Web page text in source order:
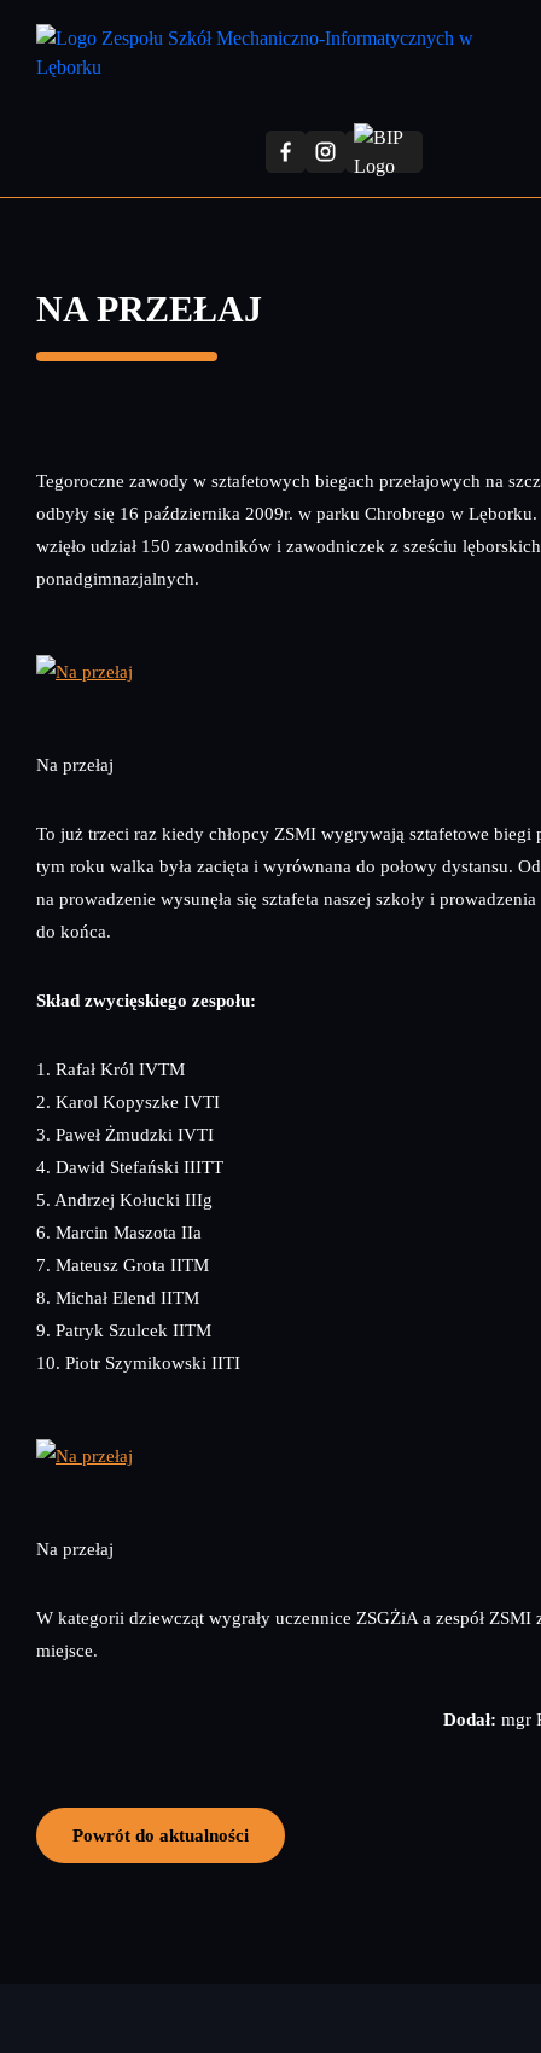
treści
NA PRZEŁAJ
Tegoroczne zawody w sztafetowych biegach przełajowych na
odbyły się 16 października 2009r. w parku Chrobrego w
wzięło udział 150 zawodników i zawodniczek z sześciu
ponadgimnazjalnych.
Na przełaj
To już trzeci raz kiedy chłopcy ZSMI wygrywają sztafetowe biegi
tym roku walka była zacięta i wyrównana do połowy dystansu.
na prowadzenie wysunęła się sztafeta naszej szkoły i prowadzenia
do końca.
Skład zwycięskiego zespołu:
1. Rafał Król IVTM
2. Karol Kopyszke IVTI
3. Paweł Żmudzki IVTI
4. Dawid Stefański IIITT
5. Andrzej Kołucki IIIg
6. Marcin Maszota IIa
7. Mateusz Grota IITM
8. Michał Elend IITM
9. Patryk Szulcek IITM
10. Piotr Szymikowski IITI
Na przełaj
W kategorii dziewcząt wygrały uczennice ZSGŻiA a zespół ZSMI
miejsce.
Dodał: mgr
Powrót do aktualności